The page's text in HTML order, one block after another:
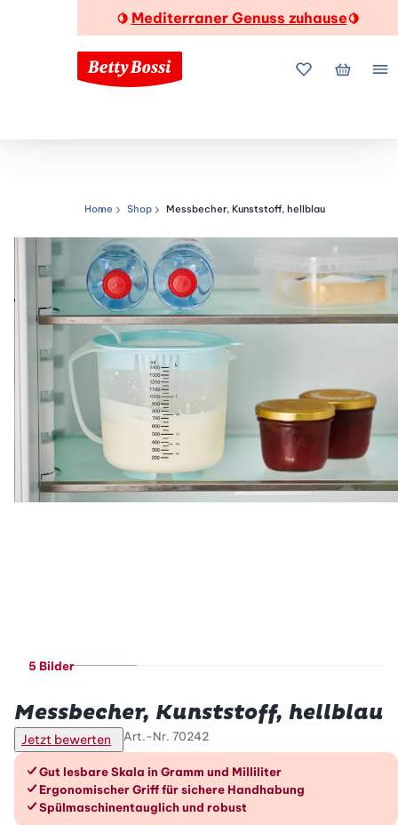
🍋 Mediterraner Genuss zuhause🍋
MeineMein
Navigationspfad
Home Shop Messbecher, Kunststoff, hellblau
5 Bilder
Messbecher, Kunststoff, hellblau
Jetzt bewerten Art.-Nr. 70242
Die Vorteile im Überblick
Gut lesbare Skala in Gramm und Milliliter
Ergonomischer Griff für sichere Handhabung
Spülmaschinentauglich und robust